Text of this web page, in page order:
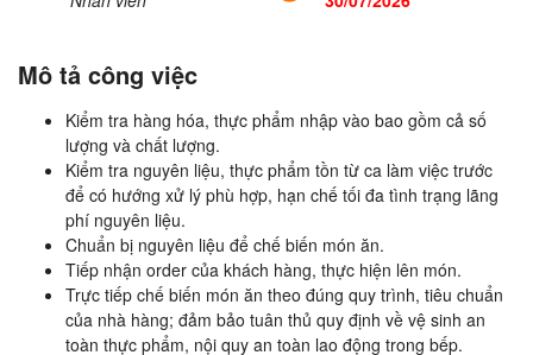
Mô tả công việc
Kiểm tra hàng hóa, thực phẩm nhập vào bao gồm cả số
lượng và chất lượng.
Kiểm tra nguyên liệu, thực phẩm tồn từ ca làm việc trước
để có hướng xử lý phù hợp, hạn chế tối đa tình trạng lãng
phí nguyên liệu.
Chuẩn bị nguyên liệu để chế biến món ăn.
Tiếp nhận order của khách hàng, thực hiện lên món.
Trực tiếp chế biến món ăn theo đúng quy trình, tiêu chuẩn
của nhà hàng; đảm bảo tuân thủ quy định về vệ sinh an
toàn thực phẩm, nội quy an toàn lao động trong bếp.